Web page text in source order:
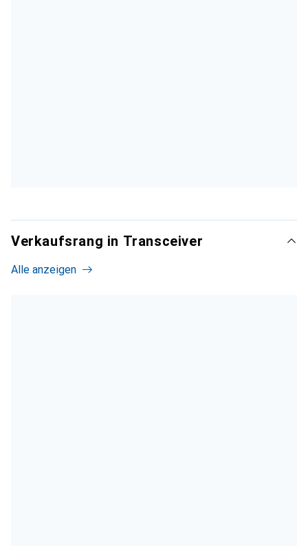
Verkaufsrang in Transceiver
Alle anzeigen